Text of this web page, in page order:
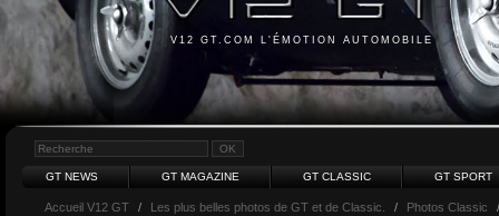
V12 GT.COM L'ÉMOTION AUTOMOBILE
GT NEWS GT MAGAZINE GT CLASSIC GT SPORT
Accueil V12 GT / Les plus belles photos de GT et de Classic. / Photos Classic